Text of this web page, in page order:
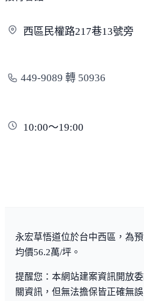
西區民權路217巷13號旁
449-9089 轉 50936
10:00～19:00
永宏草悟道位於台中西區，為
均價56.2萬/坪。
提醒您：本網站建案資訊開放
關資訊，但無法擔保皆正確無